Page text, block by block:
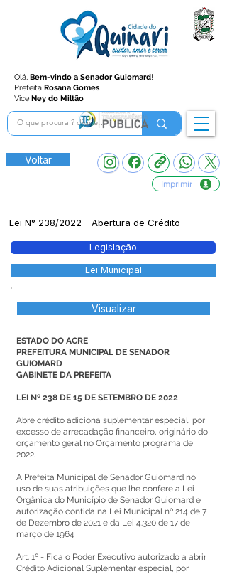
Olá, Bem-vindo a Senador Guiomard!
Prefeita Rosana Gomes
Vice Ney do Miltão
Voltar
Imprimir
Lei N° 238/2022 - Abertura de Crédito
Legislação
Lei Municipal
Visualizar
ESTADO DO ACRE
PREFEITURA MUNICIPAL DE SENADOR
GUIOMARD
GABINETE DA PREFEITA
LEI Nº 238 DE 15 DE SETEMBRO DE 2022
Abre crédito adiciona suplementar especial, por
excesso de arrecadação financeiro, originário do
orçamento geral no Orçamento programa de
2022.
A Prefeita Municipal de Senador Guiomard no
uso de suas atribuições que lhe confere a Lei
Orgânica do Município de Senador Guiomard e
autorização contida na Lei Municipal nº 214 de 7
de Dezembro de 2021 e da Lei 4.320 de 17 de
março de 1964
Art. 1º - Fica o Poder Executivo autorizado a abrir
Crédito Adicional Suplementar especial, por